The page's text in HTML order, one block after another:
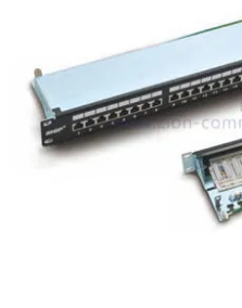
FABRIK-
AUSFLUG